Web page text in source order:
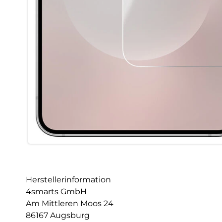
Herstellerinformation
4smarts GmbH
Am Mittleren Moos 24
86167 Augsburg